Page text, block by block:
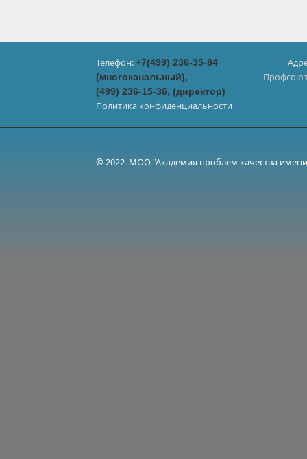
Телефон:+7(499) 236-35-84
(многоканальный),
(499) 236-15-36, (директор)
Политика конфиденциальности
© 2022 МОО "Академия проблем качества